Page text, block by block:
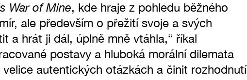
War of Mine, kde hraje z pohledu běžného
ale především o přežití svoje a svých
a hrát ji dál, úplně mně vtáhla,“ říkal
postavy a hluboká morální dilemata
autentických otázkách a činit rozhodnutí